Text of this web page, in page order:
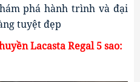
phá hành trình và đại
tuyệt đẹp
Lacasta Regal 5 sao: